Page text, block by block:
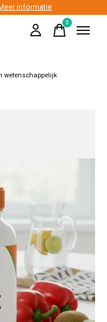
informatie
0items
wetenschappelijk